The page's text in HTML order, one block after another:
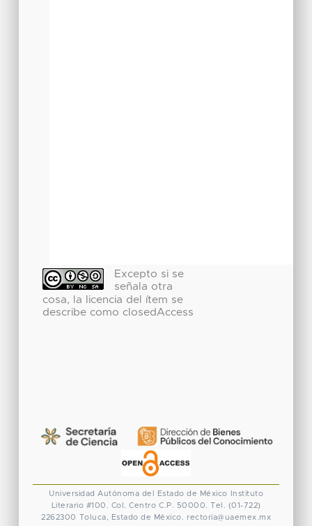
Excepto si se
señala otra
cosa, la licencia del ítem se
describe como closedAccess
Universidad Autónoma del Estado de México
Instituto
Literario #100. Col. Centro C.P. 50000. Tel. (01-722)
2262300 Toluca, Estado de México. rectoria@uaemex.mx